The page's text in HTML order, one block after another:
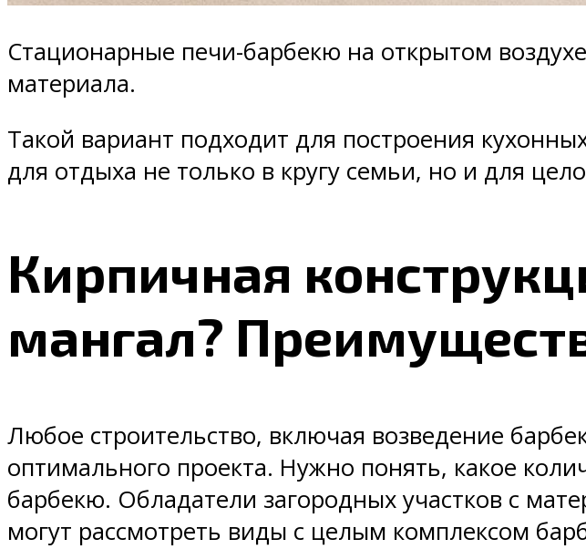
Стационарные печи-барбекю на открытом
материала.
Такой вариант подходит для построения
для отдыха не только в кругу семьи, но и для
Кирпичная
мангал?
Любое строительство, включая возведение
оптимального проекта. Нужно понять, какое
барбекю. Обладатели загородных участков с
могут рассмотреть виды с целым комплексом